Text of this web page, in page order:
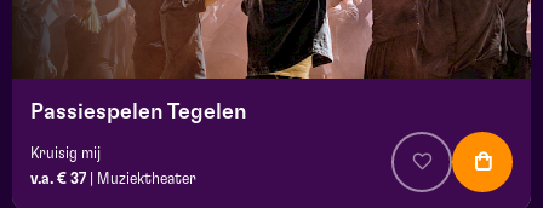
Passiespelen Tegelen
Kruisig mij
v.a. € 37
Muziektheater